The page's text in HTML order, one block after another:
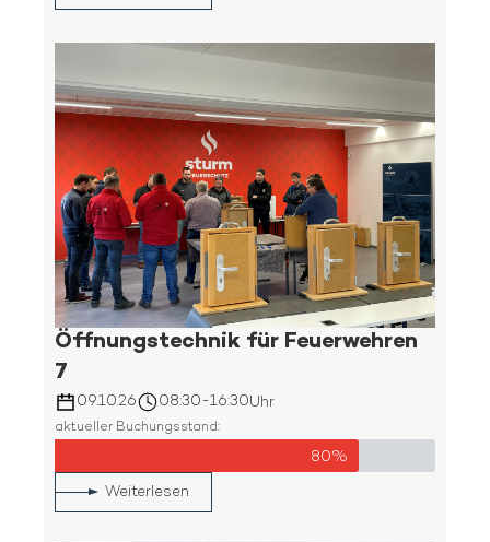
Öffnungstechnik für Feuerwehren
7
09.10.26 08:30-16:30Uhr
aktueller Buchungsstand:
80%
Weiterlesen